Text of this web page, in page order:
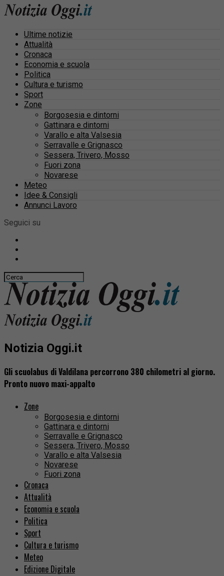
Ultime notizie
Attualità
Cronaca
Economia e scuola
Politica
Cultura e turismo
Sport
Zone
Borgosesia e dintorni
Gattinara e dintorni
Varallo e alta Valsesia
Serravalle e Grignasco
Sessera, Trivero, Mosso
Fuori zona
Novarese
Meteo
Idee & Consigli
Annunci Lavoro
Seguici su
Notizia Oggi.it
Gli scuolabus di Valdilana percorrono 380 chilometri al giorno.
Pronto nuovo maxi-appalto
Zone
Borgosesia e dintorni
Gattinara e dintorni
Serravalle e Grignasco
Sessera, Trivero, Mosso
Varallo e alta Valsesia
Novarese
Fuori zona
Cronaca
Attualità
Economia e scuola
Politica
Sport
Cultura e turismo
Meteo
Edizione Digitale